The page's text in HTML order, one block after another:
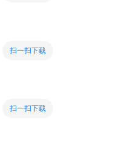
扫一扫下载
扫一扫下载